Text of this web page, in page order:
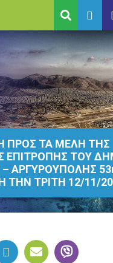
ΠΡΟΣ ΤΑ ΜΕΛΗ ΤΗΣ
ΕΠΙΤΡΟΠΗΣ ΤΟΥ
ΑΡΓΥΡΟΥΠΟΛΗΣ
ΤΗΝ ΤΡΙΤΗ 12/11/